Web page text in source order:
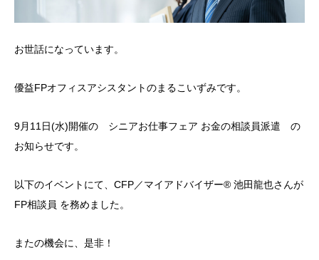
お世話になっています。
優益FPオフィスアシスタントのまるこいずみです。
9月11日(水)開催の シニアお仕事フェア お金の相談員派遣 の
お知らせです。
以下のイベントにて、CFP／マイアドバイザー® 池田龍也さんが
FP相談員 を務めました。
またの機会に、是非！